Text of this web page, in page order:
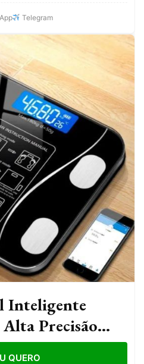
Telegram
Inteligente
Precisão
QUERO